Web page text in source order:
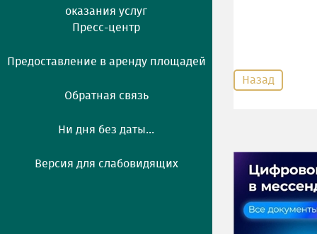
оказания услуг
Пресс-центр
Предоставление в аренду площадей
Обратная связь
Ни дня без даты...
Версия для слабовидящих
Назад